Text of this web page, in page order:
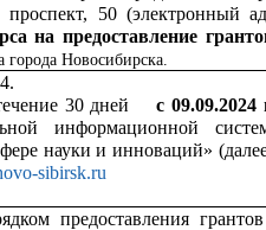
50 (электронный
на предоставление
города Новосибирска.
течение 30 днейс 09.09.2024
информационной
науки и инноваций»
sibirsk.ru
предоставления